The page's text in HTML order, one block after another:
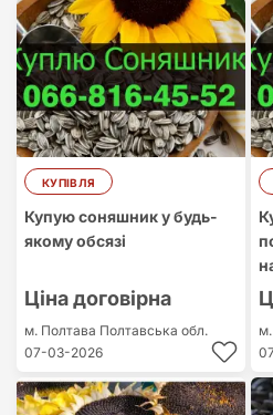
КУПІВЛЯ
Купую соняшник у будь-
якому обсязі
Ціна договірна
м. Полтава Полтавська обл.
07-03-2026